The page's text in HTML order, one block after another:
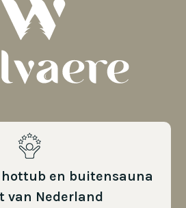
hottub en buitensauna
van Nederland